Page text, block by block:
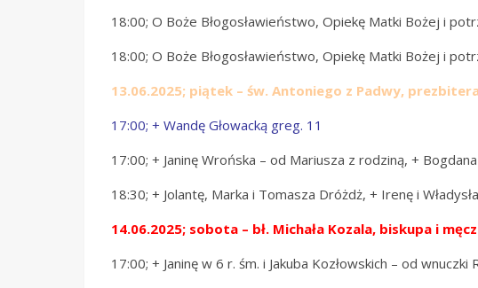
18:00; O Boże Błogosławieństwo, Opiekę Matki Bożej i
18:00; O Boże Błogosławieństwo, Opiekę Matki Bożej i
13.06.2025; piątek – św. Antoniego z Padwy,
17:00; + Wandę Głowacką greg. 11
17:00; + Janinę Wrońska – od Mariusza z rodziną, + Bogdana
18:30; + Jolantę, Marka i Tomasza Dróżdż, + Irenę i
14.06.2025; sobota – bł. Michała Kozala, biskupa i
17:00; + Janinę w 6 r. śm. i Jakuba Kozłowskich – od